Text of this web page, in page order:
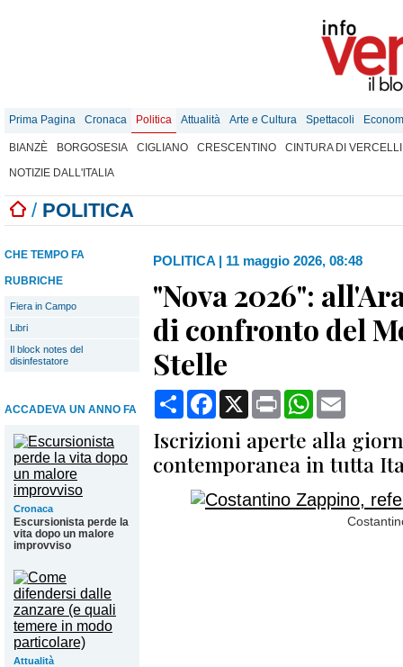
Prima Pagina Cronaca Politica Attualità Arte e Cultura Spettacoli
BIANZÈ BORGOSESIA CIGLIANO CRESCENTINO
CINTURA DI VERCELLI
NOTIZIE DALL'ITALIA
/ POLITICA
CHE TEMPO FA
RUBRICHE
Fiera in Campo
Libri
Il block notes del
disinfestatore
ACCADEVA UN ANNO FA
Cronaca
Escursionista perde la
vita dopo un malore
improvviso
Attualità
POLITICA | 11 maggio 2026, 08:48
"Nova 2026":
di confronto del
Stelle
CondividiFacebook
X Print WhatsApp
Iscrizioni aperte alla
contemporanea in tutta